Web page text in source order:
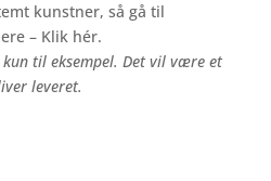
kunstner, så gå til
– Klik hér.
til eksempel. Det vil være et
leveret.